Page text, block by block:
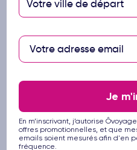
allez visiter.
Formalités d’entrée
Pour toutes informations
formalités d’entrée des
est nécessaire de se
organismes adéquats
Votre ville de départ
Je
En m’inscrivant, j’autorise
offres promotionnelles, et que
emails soient mesurés afin d'en
fréquence.